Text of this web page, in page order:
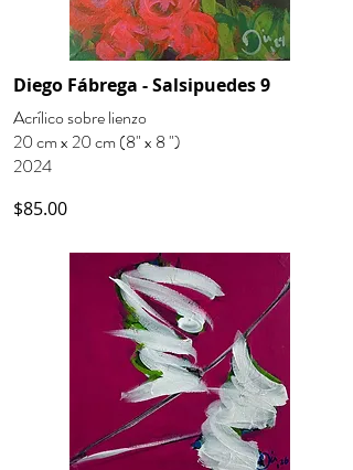
Diego Fábrega - Salsipuedes 9
Acrílico sobre lienzo
20 cm x 20 cm (8" x 8 ")
2024
$85.00